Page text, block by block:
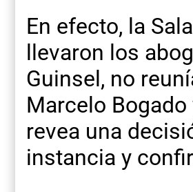
En efecto, la
llevaron los
Guinsel, no
Marcelo
revea una
instancia y